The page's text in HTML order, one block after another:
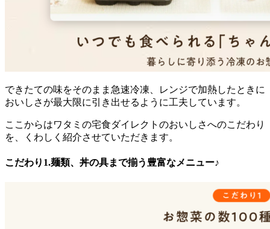
できたての味をそのまま急速冷凍、レンジで加熱したときに
おいしさが最大限に引き出せるように工夫 しています。
ここからはワタミの宅食ダイレクトのおいしさへのこだわり
を、くわしく紹介させていただきます。
こだわり1.麺類、丼の具まで揃う豊富なメニュー♪